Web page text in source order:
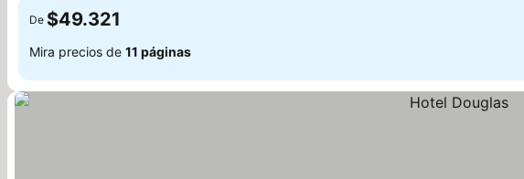
De $49.321
Mira precios de 11 páginas